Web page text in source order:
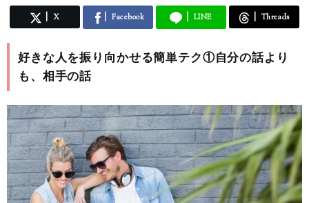
X Facebook LINE Threads
好きな人を振り向かせる簡単テク①自分の話より
も、相手の話